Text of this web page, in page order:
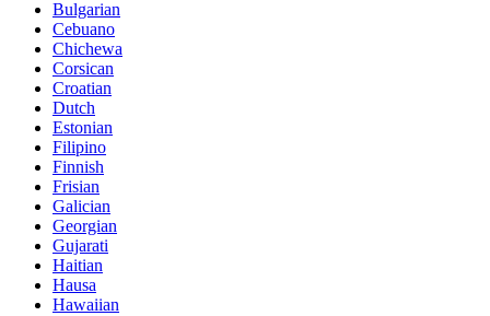
Bulgarian
Cebuano
Chichewa
Corsican
Croatian
Dutch
Estonian
Filipino
Finnish
Frisian
Galician
Georgian
Gujarati
Haitian
Hausa
Hawaiian